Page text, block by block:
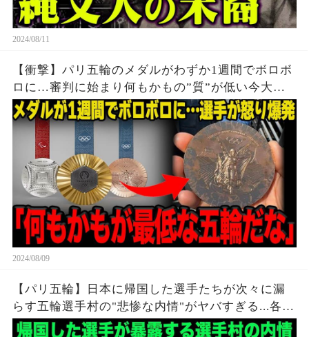
2024/08/11
【衝撃】パリ五輪のメダルがわずか1週間でボロボ
ロに…審判に始まり何もかもの”質”が低い今大会
に世界中から批判殺到…メダルの価値暴落で選手
達から怒りの声が止まらない…
2024/08/09
【パリ五輪】日本に帰国した選手たちが次々に漏
らす五輪選手村の"悲惨な内情"がヤバすぎる...各国
各所からも相次ぐ不満の本音が...【海外の反応】